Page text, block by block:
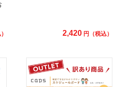
2,420 円（税込）